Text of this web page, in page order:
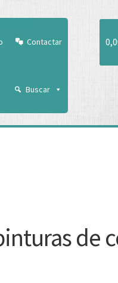
Contactar
Buscar
de